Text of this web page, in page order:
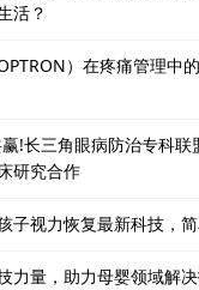
活？
）在疼痛管理中
!长三角眼病防治专科联
研究合作
子视力恢复最新科技，
力量，助力母婴领域解决